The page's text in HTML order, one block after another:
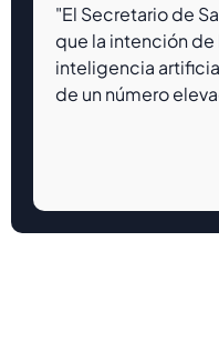
"El Secretario de
que la intención de
inteligencia
de un número